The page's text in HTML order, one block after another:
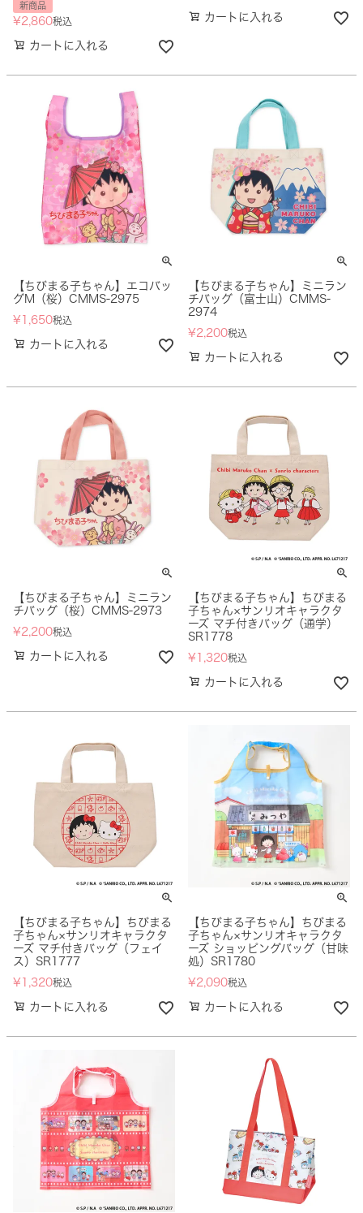
新商品
¥2,860税込
カートに入れる
カートに入れる
【ちびまる子ちゃん】エコバッ
グM（桜）CMMS-2975
¥ 1,650税込
カートに入れる
【ちびまる子ちゃん】ミニラン
チバッグ（富士山）CMMS-
2974
¥2,200税込
カートに入れる
【ちびまる子ちゃん】ミニラン
チバッグ（桜）CMMS-2973
¥2,200税込
カートに入れる
【ちびまる子ちゃん】ちびまる
子ちゃん×サンリオキャラクタ
ーズ マチ付きバッグ（通学）
SR1778
¥ 1,320税込
カートに入れる
【ちびまる子ちゃん】ちびまる
子ちゃん×サンリオキャラクタ
ーズ マチ付きバッグ（フェイ
ス）SR1777
¥ 1,320税込
カートに入れる
【ちびまる子ちゃん】ちびまる
子ちゃん×サンリオキャラクタ
ーズ ショッピングバッグ（甘味
処）SR1780
¥2,090税込
カートに入れる